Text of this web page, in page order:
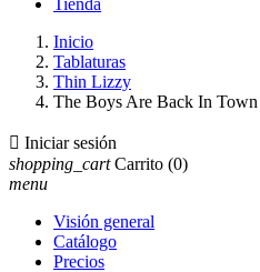
Tienda
Inicio
Tablaturas
Thin Lizzy
The Boys Are Back In Town
 Iniciar sesión
shopping_cart Carrito (0)
menu
Visión general
Catálogo
Precios